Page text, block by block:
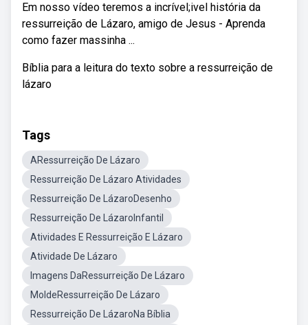
Em nosso vídeo teremos a incrível;ivel história da
ressurreição de Lázaro, amigo de Jesus - Aprenda
como fazer massinha ...
Bíblia para a leitura do texto sobre a ressurreição de
lázaro
Tags
ARessurreição De Lázaro
Ressurreição De Lázaro Atividades
Ressurreição De LázaroDesenho
Ressurreição De LázaroInfantil
Atividades E Ressurreição E Lázaro
Atividade De Lázaro
Imagens DaRessurreição De Lázaro
MoldeRessurreição De Lázaro
Ressurreição De LázaroNa Bíblia